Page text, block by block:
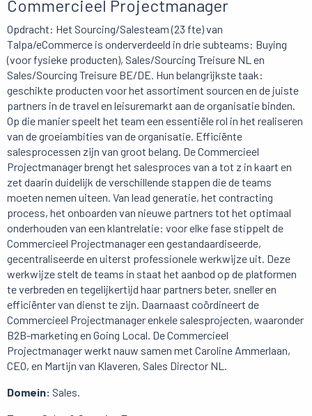
Commercieel Projectmanager
Opdracht: Het Sourcing/Salesteam (23 fte) van
Talpa/eCommerce is onderverdeeld in drie subteams: Buying
(voor fysieke producten), Sales/Sourcing Treisure NL en
Sales/Sourcing Treisure BE/DE. Hun belangrijkste taak:
geschikte producten voor het assortiment sourcen en de juiste
partners in de travel en leisuremarkt aan de organisatie binden.
Op die manier speelt het team een essentiële rol in het realiseren
van de groeiambities van de organisatie. Efficiënte
salesprocessen zijn van groot belang. De Commercieel
Projectmanager brengt het salesproces van a tot z in kaart en
zet daarin duidelijk de verschillende stappen die de teams
moeten nemen uiteen. Van lead generatie, het contracting
process, het onboarden van nieuwe partners tot het optimaal
onderhouden van een klantrelatie: voor elke fase stippelt de
Commercieel Projectmanager een gestandaardiseerde,
gecentraliseerde en uiterst professionele werkwijze uit. Deze
werkwijze stelt de teams in staat het aanbod op de platformen
te verbreden en tegelijkertijd haar partners beter, sneller en
efficiënter van dienst te zijn. Daarnaast coördineert de
Commercieel Projectmanager enkele salesprojecten, waaronder
B2B-marketing en Going Local. De Commercieel
Projectmanager werkt nauw samen met Caroline Ammerlaan,
CEO, en Martijn van Klaveren, Sales Director NL.
Domein: Sales.